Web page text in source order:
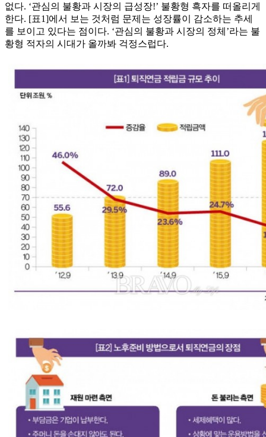
없다. ‘관심의 불황과 시장의 급성장!’ 불황형 흑자를 떠올리게
한다. [표1]에서 보는 것처럼 문제는 성장률이 감소하는 추세
를 보이고 있다는 점이다. ‘관심의 불황과 시장의 정체’라는 불
황형 적자의 시대가 올까봐 걱정스럽다.